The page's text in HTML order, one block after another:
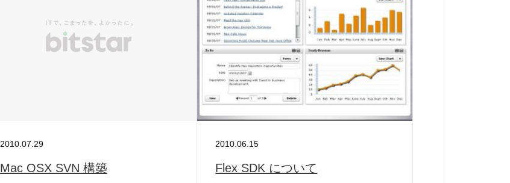
2010.07.29
Mac OSX SVN 構築
2010.06.15
Flex SDK について